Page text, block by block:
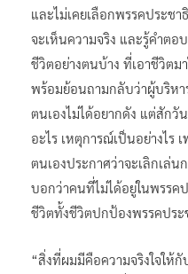
และไม่เคยเลือกพรรคประช
จะเห็นความจริง และรู้คำต
ชีวิตอย่างตนบ้าง ที่เอาชีวิต
พร้อมย้อนถามกลับว่าผู้บริห
ตนเองไม่ได้อยากดัง แต่สัก
อะไร เหตุการณ์เป็นอย่างไร
ตนเองประกาศว่าจะเลิกเล่น
บอกว่าคนที่ไม่ได้อยู่ในพรรค
ชีวิตทั้งชีวิตปกป้องพรรคประ
“สิ่งที่ผมมีคือความจริงใจให้